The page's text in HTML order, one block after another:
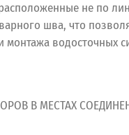
не по
шва, что
монтажа водосточных
В МЕСТАХ